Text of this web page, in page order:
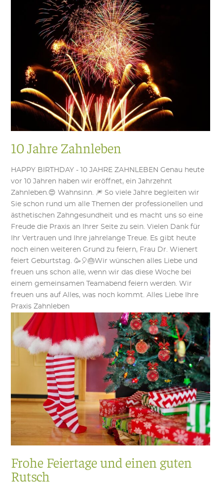
10 Jahre Zahnleben
HAPPY BIRTHDAY - 10 JAHRE ZAHNLEBEN Genau heute
vor 10 Jahren haben wir eröffnet, ein Jahrzehnt
Zahnleben.😍 Wahnsinn. 🎆 So viele Jahre begleiten wir
Sie schon rund um alle Themen der professionellen und
ästhetischen Zahngesundheit und es macht uns so eine
Freude die Praxis an Ihrer Seite zu sein. Vielen Dank für
Ihr Vertrauen und Ihre jahrelange Treue. Es gibt heute
noch einen weiteren Grund zu feiern, Frau Dr. Wienert
feiert Geburtstag. 🥳🎈🎂Wir wünschen alles Liebe und
freuen uns schon alle, wenn wir das diese Woche bei
einem gemeinsamen Teamabend feiern werden. Wir
freuen uns auf Alles, was noch kommt. Alles Liebe Ihre
Praxis Zahnleben
Frohe Feiertage und einen guten
Rutsch